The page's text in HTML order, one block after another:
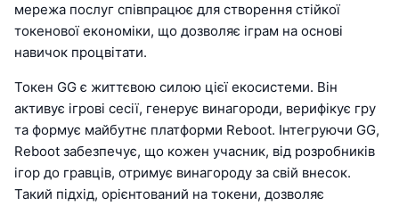
мережа послуг співпрацює для створення стійкої
токенової економіки, що дозволяє іграм на основі
навичок процвітати.
Токен GG є життєвою силою цієї екосистеми. Він
активує ігрові сесії, генерує винагороди, верифікує гру
та формує майбутнє платформи Reboot. Інтегруючи GG,
Reboot забезпечує, що кожен учасник, від розробників
ігор до гравців, отримує винагороду за свій внесок.
Такий підхід, орієнтований на токени, дозволяє